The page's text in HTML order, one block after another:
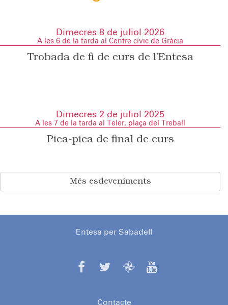
Dimecres 8 de juliol 2026
A les 6 de la tarda al Centre cívic de Gràcia
Trobada de fi de curs de l’Entesa
Dimecres 2 de juliol 2025
A les 7 de la tarda al Teler, plaça del Treball
Pica-pica de final de curs
Més esdeveniments
Entesa per Sabadell
Contacte